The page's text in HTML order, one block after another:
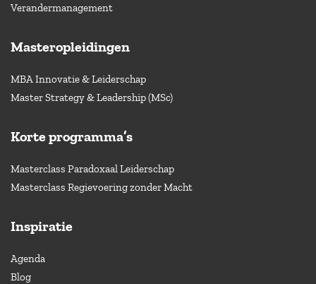
Verandermanagement
Masteropleidingen
MBA Innovatie & Leiderschap
Master Strategy & Leadership (MSc)
Korte programma’s
Masterclass Paradoxaal Leiderschap
Masterclass Regievoering zonder Macht
Inspiratie
Agenda
Blog